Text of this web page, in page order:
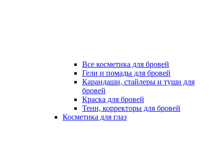
Все косметика для бровей
Гели и помады для бровей
Карандаши, стайлеры и туши для
бровей
Краска для бровей
Тени, корректоры для бровей
Косметика для глаз